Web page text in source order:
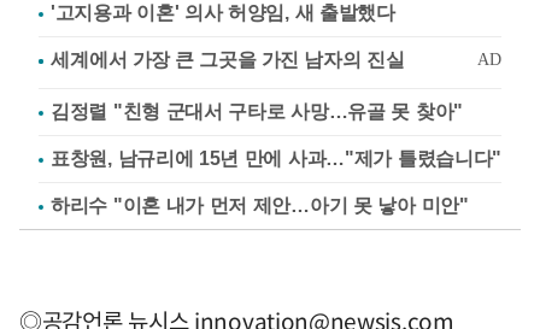
'고지용과 이혼' 의사 허양임, 새 출발했다
김정렬 "친형 군대서 구타로 사망…유골 못 찾아"
표창원, 남규리에 15년 만에 사과…"제가 틀렸습니다"
하리수 "이혼 내가 먼저 제안…아기 못 낳아 미안"
◎공감언론 뉴시스innovation@newsis.com